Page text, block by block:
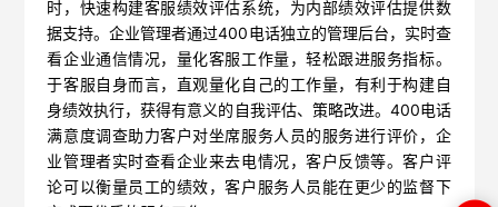
时，快速构建客服绩效评估系统，为内部绩效评估提供数
据支持。企业管理者通过400电话独立的管理后台，实时查
看企业通信情况，量化客服工作量，轻松跟进服务指标。
于客服自身而言，直观量化自己的工作量，有利于构建自
身绩效执行，获得有意义的自我评估、策略改进。400电话
满意度调查助力客户对坐席服务人员的服务进行评价，企
业管理者实时查看企业来去电情况，客户反馈等。客户评
论可以衡量员工的绩效，客户服务人员能在更少的监督下